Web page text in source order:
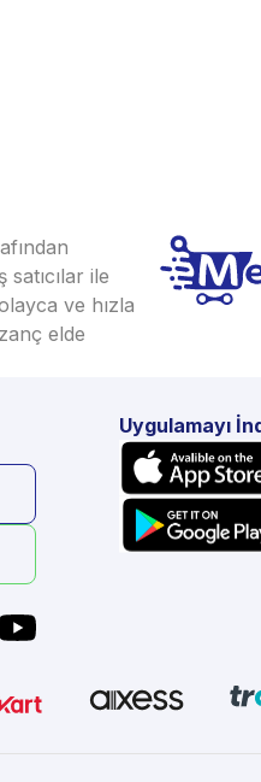
ile
ve hızla
elde
Uygulamayı